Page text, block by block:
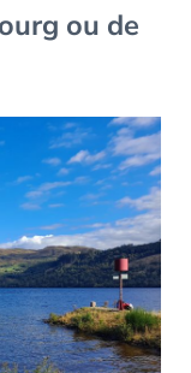
ou de